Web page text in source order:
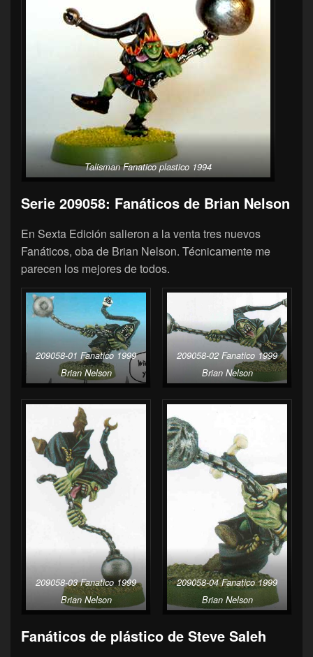
Talisman Fanatico plastico 1994
Serie 209058: Fanáticos de Brian Nelson
En Sexta Edición salieron a la venta tres nuevos
Fanáticos, oba de Brian Nelson. Técnicamente me
parecen los mejores de todos.
209058-01 Fanatico 1999
Brian Nelson
209058-02 Fanatico 1999
Brian Nelson
209058-03 Fanatico 1999
Brian Nelson
209058-04 Fanatico 1999
Brian Nelson
Fanáticos de plástico de Steve Saleh